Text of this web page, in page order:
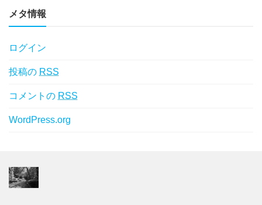
メタ情報
ログイン
投稿の RSS
コメントの RSS
WordPress.org